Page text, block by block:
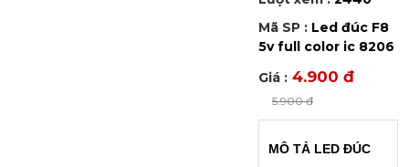
Mã SP : Led đúc F8
5v full color ic 8206
Giá : 4.900 đ
5.900 đ
MÔ TẢ LED ĐÚC